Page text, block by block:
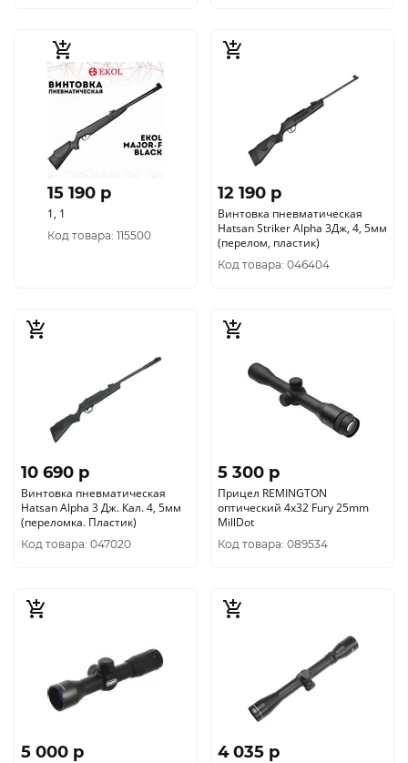
15 190 p
1, 1
Код товара: 115500
12 190 p
Винтовка пневматическая
Hatsan Striker Alpha 3Дж, 4, 5мм
(перелом, пластик)
Код товара: 046404
10 690 p
Винтовка пневматическая
Hatsan Alpha 3 Дж. Кал. 4, 5мм
(переломка. Пластик)
Код товара: 047020
5 300 p
Прицел REMINGTON
оптический 4x32 Fury 25mm
MillDot
Код товара: 089534
5 000 p 4 035 p